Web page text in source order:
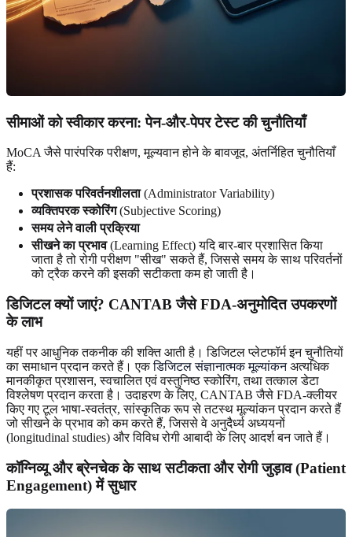
सीमाओं को स्वीकार करना: पेन-और-पेपर टेस्ट की चुनौतियाँ
MoCA जैसे पारंपरिक परीक्षण, मूल्यवान होने के बावजूद, अंतर्निहित चुनौतियाँ
हैं:
प्रशासक परिवर्तनशीलता(Administrator Variability)
व्यक्तिपरक स्कोरिंग(Subjective Scoring)
समय लेने वाली प्रक्रिया
सीखने का प्रभाव(Learning Effect) यदि बार-बार प्रशासित किया
जाता है तो रोगी परीक्षण "सीख" सकते हैं, जिससे समय के साथ परिवर्तनों
को ट्रैक करने की इसकी सटीकता कम हो जाती है।
डिजिटल क्यों जाएं? CANTAB जैसे FDA-अनुमोदित उपकरणों
के लाभ
यहीं पर आधुनिक तकनीक की शक्ति आती है। डिजिटल प्लेटफॉर्म इन चुनौतियों
का समाधान प्रदान करते हैं। एकडिजिटल संज्ञानात्मक मूल्यांकनअत्यधिक
मानकीकृत प्रशासन, स्वचालित एवं वस्तुनिष्ठ स्कोरिंग, तथा तत्काल डेटा
विश्लेषण प्रदान करता है। उदाहरण के लिए, CANTAB जैसे FDA-क्लीयर
किए गए टूल भाषा-स्वतंत्र, सांस्कृतिक रूप से तटस्थ मूल्यांकन प्रदान करते हैं
जो सीखने के प्रभाव को कम करते हैं, जिससे वे अनुदैर्ध्य अध्ययनों
(longitudinal studies) और विविध रोगी आबादी के लिए आदर्श बन जाते हैं।
कॉग्निव्यू और ब्रेनचेक के साथ सटीकता और रोगी जुड़ाव (Patient
Engagement) में सुधार